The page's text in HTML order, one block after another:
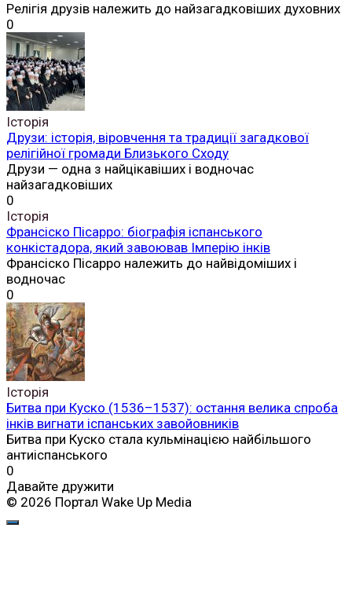
Релігія друзів належить до найзагадковіших духовних
0
Історія
Друзи: історія, віровчення та традиції загадкової
релігійної громади Близького Сходу
Друзи — одна з найцікавіших і водночас
найзагадковіших
0
Історія
Франсіско Пісарро: біографія іспанського
конкістадора, який завоював Імперію інків
Франсіско Пісарро належить до найвідоміших і
водночас
0
Історія
Битва при Куско (1536–1537): остання велика спроба
інків вигнати іспанських завойовників
Битва при Куско стала кульмінацією найбільшого
антиіспанського
0
Давайте дружити
© 2026 Портал Wake Up Media